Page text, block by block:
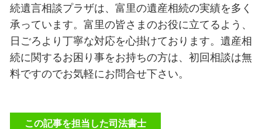
続遺言相談プラザは、富里の遺産相続の実績を多く
承っています。富里の皆さまのお役に立てるよう、
日ごろより丁寧な対応を心掛けております。遺産相
続に関するお困り事をお持ちの方は、初回相談は無
料ですのでお気軽にお問合せ下さい。
この記事を担当した司法書士